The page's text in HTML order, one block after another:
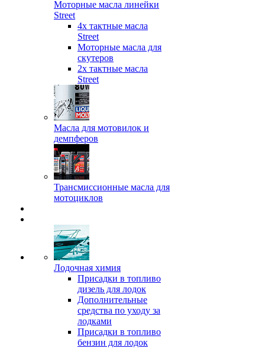
Моторные масла линейки
Street
4х тактные масла
Street
Моторные масла для
скутеров
2х тактные масла
Street
Масла для мотовилок и
демпферов
Трансмиссионные масла для
мотоциклов
Лодочная химия
Присадки в топливо
дизель для лодок
Дополнительные
средства по уходу за
лодками
Присадки в топливо
бензин для лодок